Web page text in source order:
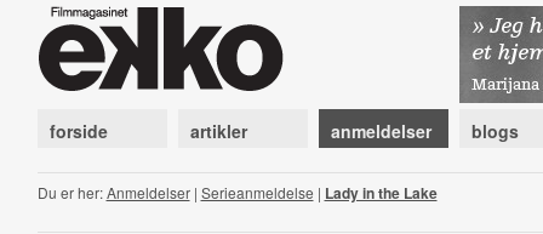
forside artikler anmeldelser blogs
Du er her:Anmeldelser| Serieanmeldelse | Lady in the Lake